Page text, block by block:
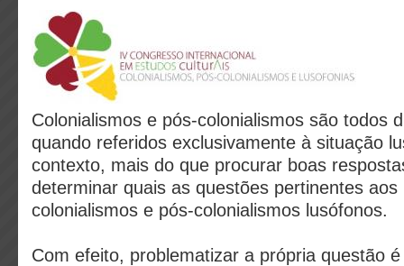
Colonialismos e pós-colonialismos são todos
quando referidos exclusivamente à situação
contexto, mais do que procurar boas
determinar quais as questões pertinentes aos
colonialismos e pós-colonialismos lusófonos.
Com efeito, problematizar a própria questão